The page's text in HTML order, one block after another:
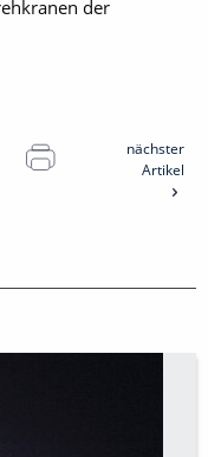
der
nächster
Artikel